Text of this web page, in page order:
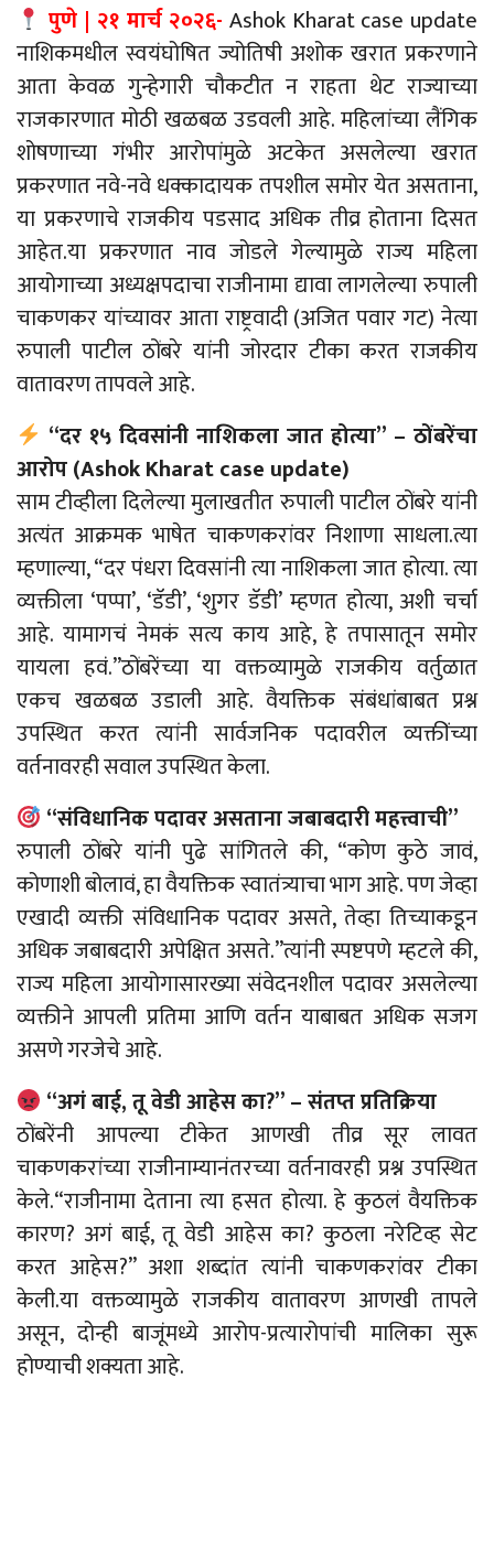
पुणे | २१ मार्च २०२६- Ashok Kharat case update
नाशिकमधील स्वयंघोषित ज्योतिषी अशोक खरात प्रकरणाने
आता केवळ गुन्हेगारी चौकटीत न राहता थेट राज्याच्या
राजकारणात मोठी खळबळ उडवली आहे. महिलांच्या लैंगिक
शोषणाच्या गंभीर आरोपांमुळे अटकेत असलेल्या खरात
प्रकरणात नवे-नवे धक्कादायक तपशील समोर येत असताना,
या प्रकरणाचे राजकीय पडसाद अधिक तीव्र होताना दिसत
आहेत.या प्रकरणात नाव जोडले गेल्यामुळे राज्य महिला
आयोगाच्या अध्यक्षपदाचा राजीनामा द्यावा लागलेल्या रुपाली
चाकणकर यांच्यावर आता राष्ट्रवादी (अजित पवार गट) नेत्या
रुपाली पाटील ठोंबरे यांनी जोरदार टीका करत राजकीय
वातावरण तापवले आहे.
“दर १५ दिवसांनी नाशिकला जात होत्या” – ठोंबरेंचा
आरोप (Ashok Kharat case update)
साम टीव्हीला दिलेल्या मुलाखतीत रुपाली पाटील ठोंबरे यांनी
अत्यंत आक्रमक भाषेत चाकणकरांवर निशाणा साधला.त्या
म्हणाल्या, “दर पंधरा दिवसांनी त्या नाशिकला जात होत्या. त्या
व्यक्तीला ‘पप्पा’, ‘डॅडी’, ‘शुगर डॅडी’ म्हणत होत्या, अशी चर्चा
आहे. यामागचं नेमकं सत्य काय आहे, हे तपासातून समोर
यायला हवं.”ठोंबरेंच्या या वक्तव्यामुळे राजकीय वर्तुळात
एकच खळबळ उडाली आहे. वैयक्तिक संबंधांबाबत प्रश्न
उपस्थित करत त्यांनी सार्वजनिक पदावरील व्यक्तींच्या
वर्तनावरही सवाल उपस्थित केला.
“संविधानिक पदावर असताना जबाबदारी महत्त्वाची”
रुपाली ठोंबरे यांनी पुढे सांगितले की, “कोण कुठे जावं,
कोणाशी बोलावं, हा वैयक्तिक स्वातंत्र्याचा भाग आहे. पण जेव्हा
एखादी व्यक्ती संविधानिक पदावर असते, तेव्हा तिच्याकडून
अधिक जबाबदारी अपेक्षित असते.”त्यांनी स्पष्टपणे म्हटले की,
राज्य महिला आयोगासारख्या संवेदनशील पदावर असलेल्या
व्यक्तीने आपली प्रतिमा आणि वर्तन याबाबत अधिक सजग
असणे गरजेचे आहे.
“अगं बाई, तू वेडी आहेस का?” – संतप्त प्रतिक्रिया
ठोंबरेंनी आपल्या टीकेत आणखी तीव्र सूर लावत
चाकणकरांच्या राजीनाम्यानंतरच्या वर्तनावरही प्रश्न उपस्थित
केले.“राजीनामा देताना त्या हसत होत्या. हे कुठलं वैयक्तिक
कारण? अगं बाई, तू वेडी आहेस का? कुठला नरेटिव्ह सेट
करत आहेस?” अशा शब्दांत त्यांनी चाकणकरांवर टीका
केली.या वक्तव्यामुळे राजकीय वातावरण आणखी तापले
असून, दोन्ही बाजूंमध्ये आरोप-प्रत्यारोपांची मालिका सुरू
होण्याची शक्यता आहे.